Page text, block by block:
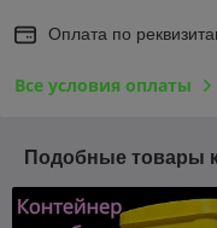
Оплата по
Все условия оплаты
Подобные товары